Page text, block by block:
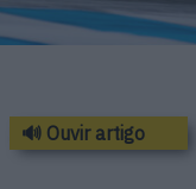
🔊 Ouvir artigo